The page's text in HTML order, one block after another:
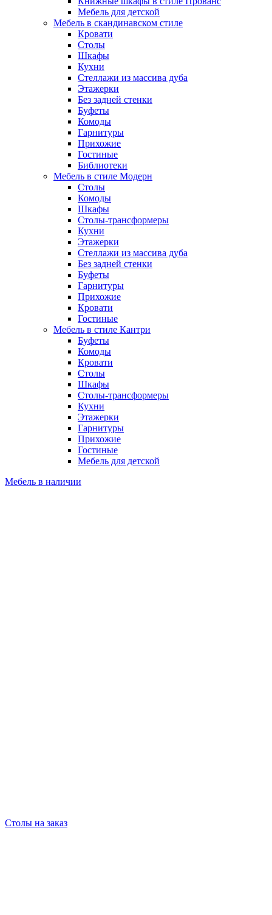
Мебель для детской
Мебель в скандинавском стиле
Кровати
Столы
Шкафы
Кухни
Стеллажи из массива дуба
Этажерки
Без задней стенки
Буфеты
Комоды
Гарнитуры
Прихожие
Гостиные
Библиотеки
Мебель в стиле Модерн
Столы
Комоды
Шкафы
Столы-трансформеры
Кухни
Этажерки
Стеллажи из массива дуба
Без задней стенки
Буфеты
Гарнитуры
Прихожие
Кровати
Гостиные
Мебель в стиле Кантри
Буфеты
Комоды
Кровати
Столы
Шкафы
Столы-трансформеры
Кухни
Этажерки
Гарнитуры
Прихожие
Гостиные
Мебель для детской
Мебель в наличии
Столы на заказ